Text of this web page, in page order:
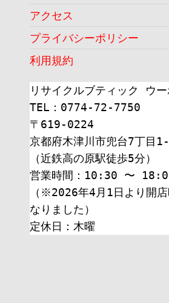
アクセス
プライバシーポリシー
利用規約
リサイクルブティック ウー
TEL：0774-72-7750
〒619-0224
京都府木津川市兜台7丁目
（近鉄高の原駅徒歩5分）
営業時間：10:30 〜
（※2026年4月1日より開
なりました）
定休日：木曜